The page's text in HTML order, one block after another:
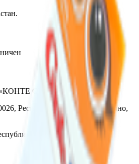
СПА»
Республика Беларусь, г. Гродно,
Беларусь